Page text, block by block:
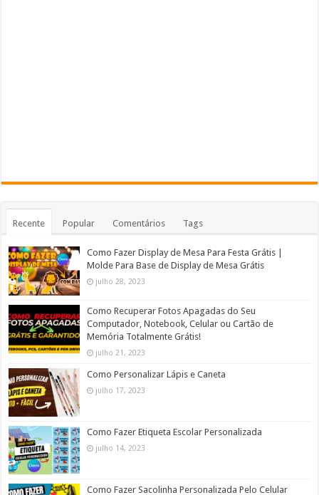
Recente Popular Comentários Tags
Como Fazer Display de Mesa Para Festa Grátis |
Molde Para Base de Display de Mesa Grátis
julho 28, 2023
Como Recuperar Fotos Apagadas do Seu
Computador, Notebook, Celular ou Cartão de
Memória Totalmente Grátis!
julho 21, 2023
Como Personalizar Lápis e Caneta
julho 17, 2023
Como Fazer Etiqueta Escolar Personalizada
julho 14, 2023
Como Fazer Sacolinha Personalizada Pelo Celular